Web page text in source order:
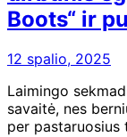
Boots“ ir
12 spalio, 2025
Laimingo
savaitė, nes
per pastaruosius